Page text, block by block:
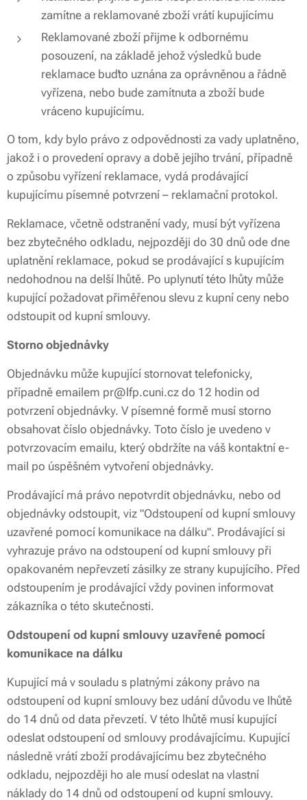
zamítne a reklamované zboží vrátí kupujícímu
Reklamované zboží přijme k odbornému
posouzení, na základě jehož výsledků bude
reklamace buďto uznána za oprávněnou a řádně
vyřízena, nebo bude zamítnuta a zboží bude
vráceno kupujícímu.
O tom, kdy bylo právo z odpovědnosti za vady uplatněno,
jakož i o provedení opravy a době jejího trvání, případně
o způsobu vyřízení reklamace, vydá prodávající
kupujícímu písemné potvrzení – reklamační protokol.
Reklamace, včetně odstranění vady, musí být vyřízena
bez zbytečného odkladu, nejpozději do 30 dnů ode dne
uplatnění reklamace, pokud se prodávající s kupujícím
nedohodnou na delší lhůtě. Po uplynutí této lhůty může
kupující požadovat přiměřenou slevu z kupní ceny nebo
odstoupit od kupní smlouvy.
Storno objednávky
Objednávku může kupující stornovat telefonicky,
případně emailem pr@lfp.cuni.cz do 12 hodin od
potvrzení objednávky. V písemné formě musí storno
obsahovat číslo objednávky. Toto číslo je uvedeno v
potvrzovacím emailu, který obdržíte na váš kontaktní e-
mail po úspěšném vytvoření objednávky.
Prodávající má právo nepotvrdit objednávku, nebo od
objednávky odstoupit, viz "Odstoupení od kupní smlouvy
uzavřené pomocí komunikace na dálku". Prodávající si
vyhrazuje právo na odstoupení od kupní smlouvy při
opakovaném nepřevzetí zásilky ze strany kupujícího. Před
odstoupením je prodávající vždy povinen informovat
zákazníka o této skutečnosti.
Odstoupení od kupní smlouvy uzavřené pomocí
komunikace na dálku
Kupující má v souladu s platnými zákony právo na
odstoupení od kupní smlouvy bez udání důvodu ve lhůtě
do 14 dnů od data převzetí. V této lhůtě musí kupující
odeslat odstoupení od smlouvy prodávajícímu. Kupující
následně vrátí zboží prodávajícímu bez zbytečného
odkladu, nejpozději ho ale musí odeslat na vlastní
náklady do 14 dnů od odstoupení od kupní smlouvy.